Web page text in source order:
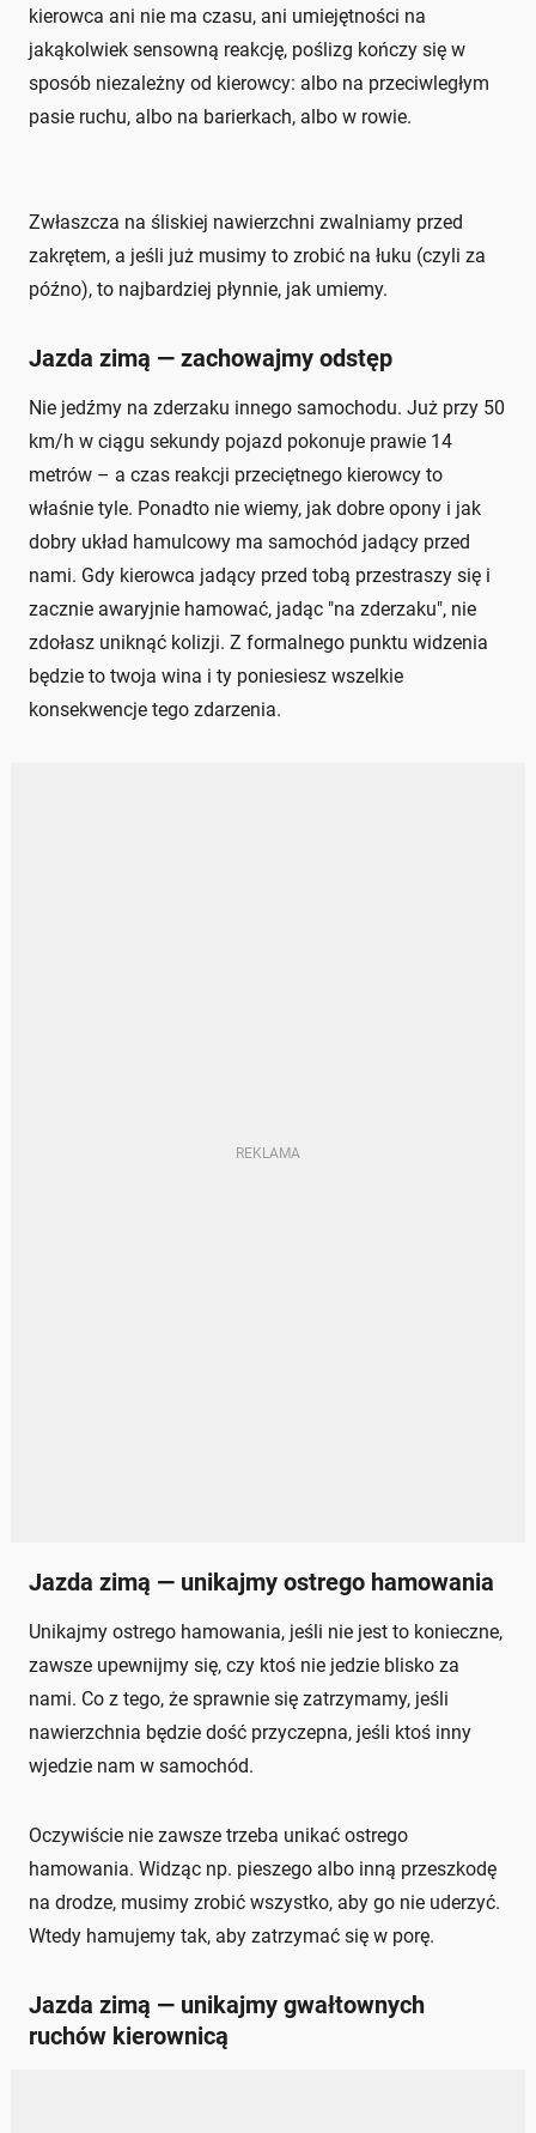
kierowca ani nie ma czasu, ani umiejętności na
jakąkolwiek sensowną reakcję, poślizg kończy się w
sposób niezależny od kierowcy: albo na przeciwległym
pasie ruchu, albo na barierkach, albo w rowie.
Zwłaszcza na śliskiej nawierzchni zwalniamy przed
zakrętem, a jeśli już musimy to zrobić na łuku (czyli za
późno), to najbardziej płynnie, jak umiemy.
Jazda zimą — zachowajmy odstęp
Nie jedźmy na zderzaku innego samochodu. Już przy 50
km/h w ciągu sekundy pojazd pokonuje prawie 14
metrów – a czas reakcji przeciętnego kierowcy to
właśnie tyle. Ponadto nie wiemy, jak dobre opony i jak
dobry układ hamulcowy ma samochód jadący przed
nami. Gdy kierowca jadący przed tobą przestraszy się i
zacznie awaryjnie hamować, jadąc "na zderzaku", nie
zdołasz uniknąć kolizji. Z formalnego punktu widzenia
będzie to twoja wina i ty poniesiesz wszelkie
konsekwencje tego zdarzenia.
Jazda zimą — unikajmy ostrego hamowania
Unikajmy ostrego hamowania, jeśli nie jest to konieczne,
zawsze upewnijmy się, czy ktoś nie jedzie blisko za
nami. Co z tego, że sprawnie się zatrzymamy, jeśli
nawierzchnia będzie dość przyczepna, jeśli ktoś inny
wjedzie nam w samochód.
Oczywiście nie zawsze trzeba unikać ostrego
hamowania. Widząc np. pieszego albo inną przeszkodę
na drodze, musimy zrobić wszystko, aby go nie uderzyć.
Wtedy hamujemy tak, aby zatrzymać się w porę.
Jazda zimą — unikajmy gwałtownych
ruchów kierownicą